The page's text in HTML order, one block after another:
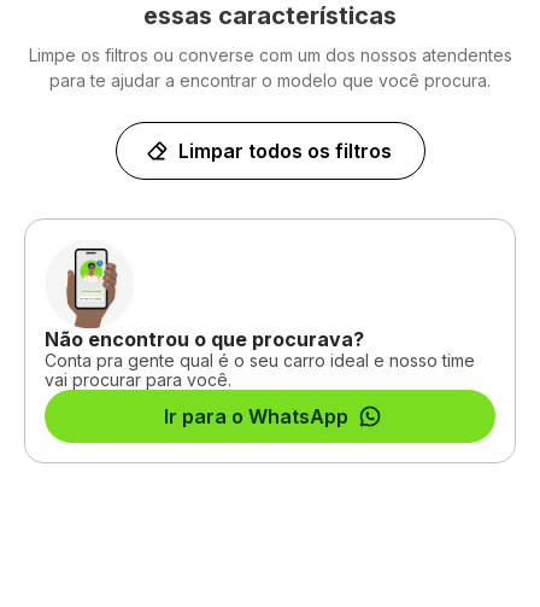
essas características
Limpe os filtros ou converse com um dos nossos atendentes
para te ajudar a encontrar o modelo que você procura.
Limpar todos os filtros
Não encontrou o que procurava?
Conta pra gente qual é o seu carro ideal e nosso time
vai procurar para você.
Ir para o WhatsApp